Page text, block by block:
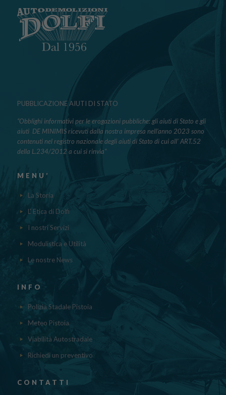
PUBBLICAZIONE AIUTI DI STATO
“Obblighi informativi per le erogazioni pubbliche: gli aiuti di Stato e gli
aiuti DE MINIMIS ricevuti dalla nostra impresa nell’anno 2023 sono
contenuti nel registro nazionale degli aiuti di Stato di cui all’ ART.52
della L.234/2012 a cui si rinvia“
MENU’
La Storia
L' Etica di Dolfi
I nostri Servizi
Modulistica e Utilità
Le nostre News
INFO
Polizia Stadale Pistoia
Meteo Pistoia
Viabilità Autostradale
Richiedi un preventivo
CONTATTI